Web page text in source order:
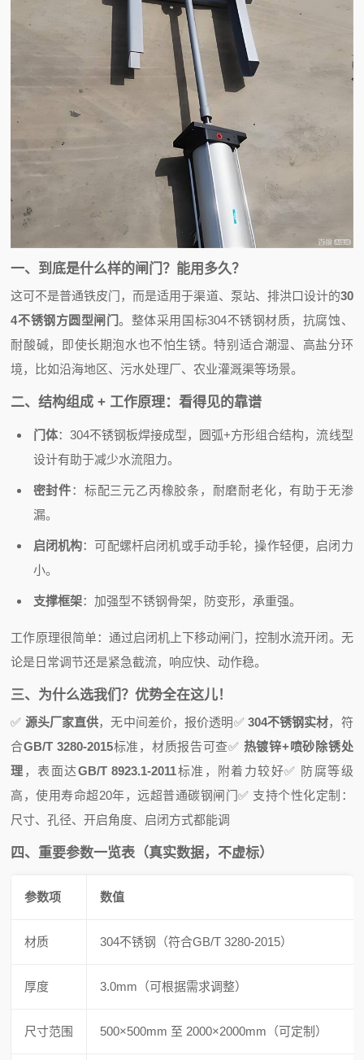
一、到底是什么样的闸门？能用多久？
这可不是普通铁皮门，而是适用于渠道、泵站、排洪口设计的30
4不锈钢方圆型闸门。整体采用国标304不锈钢材质，抗腐蚀、
耐酸碱，即使长期泡水也不怕生锈。特别适合潮湿、高盐分环
境，比如沿海地区、污水处理厂、农业灌溉渠等场景。
二、结构组成 + 工作原理：看得见的靠谱
门体：304不锈钢板焊接成型，圆弧+方形组合结构，流线型
设计有助于减少水流阻力。
密封件：标配三元乙丙橡胶条，耐磨耐老化，有助于无渗
漏。
启闭机构：可配螺杆启闭机或手动手轮，操作轻便，启闭力
小。
支撑框架：加强型不锈钢骨架，防变形，承重强。
工作原理很简单：通过启闭机上下移动闸门，控制水流开闭。无
论是日常调节还是紧急截流，响应快、动作稳。
三、为什么选我们？优势全在这儿！
✅ 源头厂家直供，无中间差价，报价透明✅ 304不锈钢实材，符
合GB/T 3280-2015标准，材质报告可查✅ 热镀锌+喷砂除锈处
理 ，表面达GB/T 8923.1-2011标准，附着力较好✅ 防腐等级
高，使用寿命超20年，远超普通碳钢闸门✅ 支持个性化定制：
尺寸、孔径、开启角度、启闭方式都能调
四、重要参数一览表（真实数据，不虚标）
参数项 数值
材质 304不锈钢（符合GB/T 3280-2015）
厚度 3.0mm（可根据需求调整）
尺寸范围 500×500mm 至 2000×2000mm（可定制）